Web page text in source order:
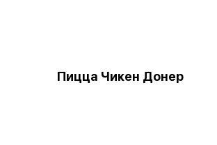
Пицца Чикен Донер